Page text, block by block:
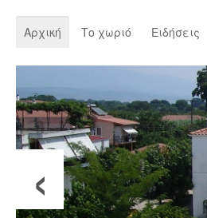
Αρχική Το χωριό Ειδήσεις
‹